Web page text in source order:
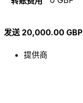
发送 20,000.00 GBP
提供商